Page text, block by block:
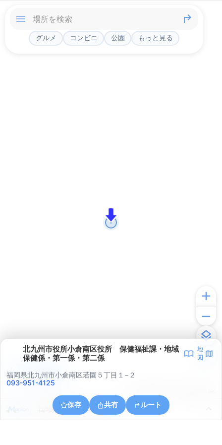
グルメ コンビニ 公園 もっと見る
北九州市役所小倉南区役所 保健福祉課・地域
保健係・第一係・第二係
地
図
福岡県北九州市小倉南区若園５丁目１−２
093-951-4125
保存 共有 ルート
福岡県北九州市小倉南区志井
アプリで見る